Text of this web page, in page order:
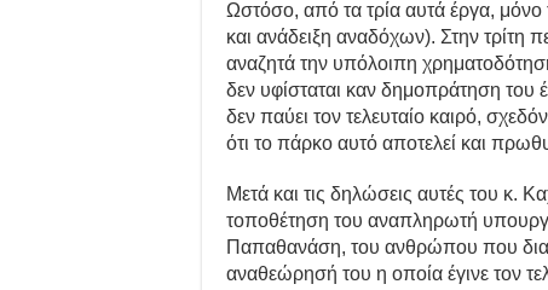
Ωστόσο, από τα τρία αυτά έργα,
και ανάδειξη αναδόχων). Στην τρίτη
αναζητά την υπόλοιπη
δεν υφίσταται καν δημοπράτηση του
δεν παύει τον τελευταίο καιρό,
ότι το πάρκο αυτό αποτελεί και
Μετά και τις δηλώσεις αυτές του κ.
τοποθέτηση του αναπληρωτή
Παπαθανάση, του ανθρώπου που
αναθεώρησή του η οποία έγινε τον